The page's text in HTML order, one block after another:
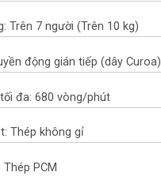
Trên 7 người (Trên 10 kg)
động gián tiếp (dây Curoa)
đa: 680 vòng/phút
Thép không gỉ
PCM